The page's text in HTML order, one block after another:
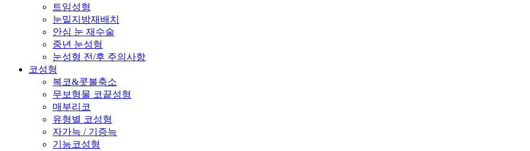
트임성형
눈밑지방재배치
안심 눈 재수술
중년 눈성형
눈성형 전/후 주의사항
코성형
복코&콧볼축소
무보형물 코끝성형
매부리코
유형별 코성형
자가늑 / 기증늑
기능코성형